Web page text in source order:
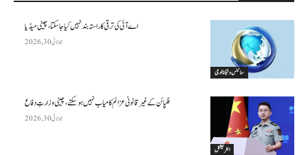
سائنس وٹیکنالوجی
اے آئی کی ترقی کا راستہ بند نہیں کیا جا سکتا، چینی میڈیا
جولائی 30, 2026
انٹرنیشنل
فلپائن کے غیر قانونی عزائم کامیاب نہیں ہو سکتے ، چینی وزارتِ دفاع
جولائی 30, 2026